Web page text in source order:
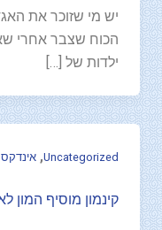
יש מי שזוכר את
הכוח שצבר אחרי
ילדות של […]
Uncategorized
, אינדקס
קינמון מוסיף המון